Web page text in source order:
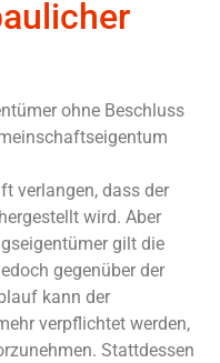
ohne Beschluss
verlangen, dass der
wird. Aber
gilt die
gegenüber der
kann der
verpflichtet werden,
Stattdessen